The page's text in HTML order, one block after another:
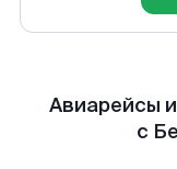
Авиарейсы
с